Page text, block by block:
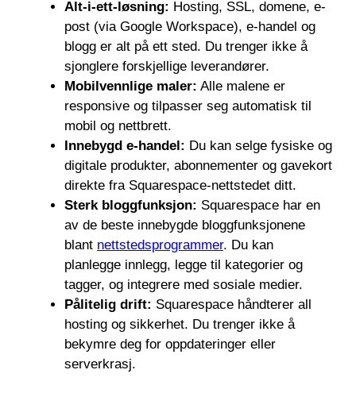
Alt-i-ett-løsning: Hosting, SSL, domene, e-
post (via Google Workspace), e-handel og
blogg er alt på ett sted. Du trenger ikke å
sjonglere forskjellige leverandører.
Mobilvennlige maler: Alle malene er
responsive og tilpasser seg automatisk til
mobil og nettbrett.
Innebygd e-handel: Du kan selge fysiske og
digitale produkter, abonnementer og gavekort
direkte fra Squarespace-nettstedet ditt.
Sterk bloggfunksjon: Squarespace har en
av de beste innebygde bloggfunksjonene
blant nettstedsprogrammer. Du kan
planlegge innlegg, legge til kategorier og
tagger, og integrere med sosiale medier.
Pålitelig drift: Squarespace håndterer all
hosting og sikkerhet. Du trenger ikke å
bekymre deg for oppdateringer eller
serverkrasj.